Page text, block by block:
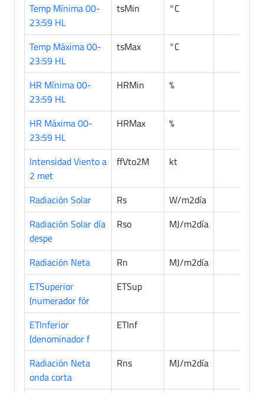
Temp Mínima 00-
23:59 HL
tsMin °C
Temp Máxima 00-
23:59 HL
tsMax °C
HR Mínima 00-
23:59 HL
HRMin %
HR Máxima 00-
23:59 HL
HRMax %
Intensidad Viento a
2 met
ffVto2M kt
Radiación Solar Rs W/m2día
Radiación Solar día
despe
Rso MJ/m2día
Radiación Neta Rn MJ/m2día
ETSuperior
(numerador fór
ETSup
ETInferior
(denominador f
ETInf
Radiación Neta
onda corta
Rns MJ/m2día